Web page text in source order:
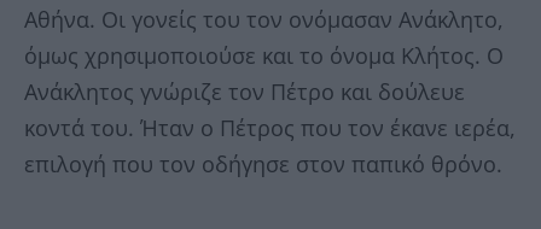
Αθήνα. Οι γονείς του τον ονόμασαν Ανάκλητο,
όμως χρησιμοποιούσε και το όνομα Κλήτος. Ο
Ανάκλητος γνώριζε τον Πέτρο και δούλευε
κοντά του. Ήταν ο Πέτρος που τον έκανε ιερέα,
επιλογή που τον οδήγησε στον παπικό θρόνο.